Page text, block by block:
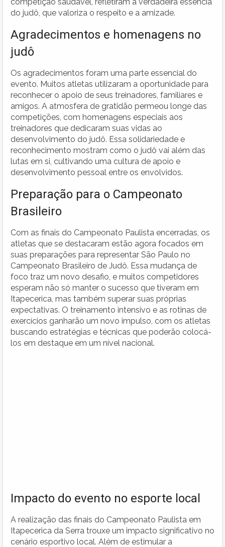
do judô, que valoriza o respeito e a amizade.
Agradecimentos e homenagens no
judô
Os agradecimentos foram uma parte essencial do
evento. Muitos atletas utilizaram a oportunidade para
reconhecer o apoio de seus treinadores, familiares e
amigos. A atmosfera de gratidão permeou longe das
competições, com homenagens especiais aos
treinadores que dedicaram suas vidas ao
desenvolvimento do judô. Essa solidariedade e
reconhecimento mostram como o judô vai além das
lutas em si, cultivando uma cultura de apoio e
desenvolvimento pessoal entre os envolvidos.
Preparação para o Campeonato
Brasileiro
Com as finais do Campeonato Paulista encerradas, os
atletas que se destacaram estão agora focados em
suas preparações para representar São Paulo no
Campeonato Brasileiro de Judô. Essa mudança de
foco traz um novo desafio, e muitos competidores
esperam não só manter o sucesso que tiveram em
Itapecerica, mas também superar suas próprias
expectativas. O treinamento intensivo e as rotinas de
exercícios ganharão um novo impulso, com os atletas
buscando estratégias e técnicas que poderão colocá-
los em destaque em um nível nacional.
Impacto do evento no esporte local
A realização das finais do Campeonato Paulista em
Itapecerica da Serra trouxe um impacto significativo no
cenário esportivo local. Além de estimular a